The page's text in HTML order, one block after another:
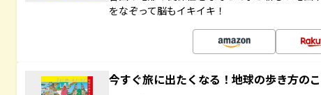
をなぞって脳もイキイキ！
今すぐ旅に出たくなる！地球の歩き方の